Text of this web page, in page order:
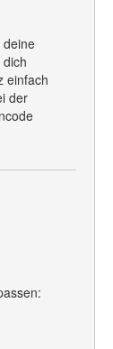
deine
einfach
der